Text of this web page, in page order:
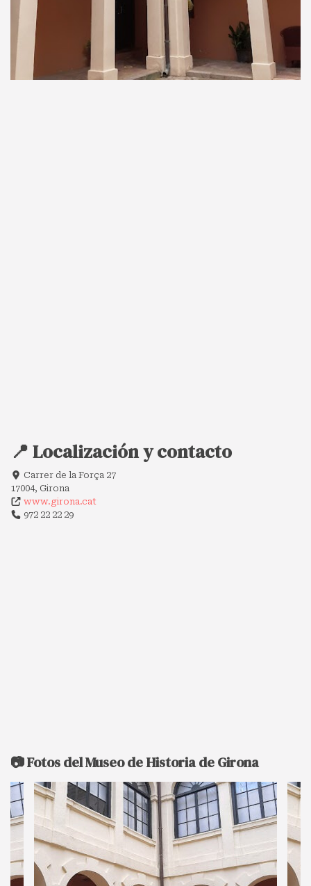
📍 Localización y contacto
Carrer de la Força 27
17004, Girona
www.girona.cat
972 22 22 29
📷 Fotos del Museo de Historia de Girona